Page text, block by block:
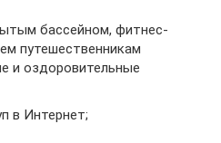
бассейном, фитнес-
путешественникам
и оздоровительные
в Интернет;